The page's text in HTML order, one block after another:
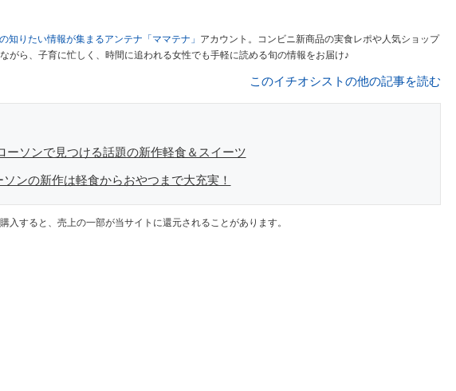
知りたい情報が集まるアンテナ「ママテナ」 アカウント。コンビニ新商品の実食レポや人気ショップ
がら、子育に忙しく、時間に追われる女性でも手軽に読める旬の情報をお届け♪
このイチオシストの他の記事を読む
ーソンで見つける話題の新作軽食＆スイーツ
ソンの新作は軽食からおやつまで大充実！
入すると、売上の一部が当サイトに還元されることがあります。